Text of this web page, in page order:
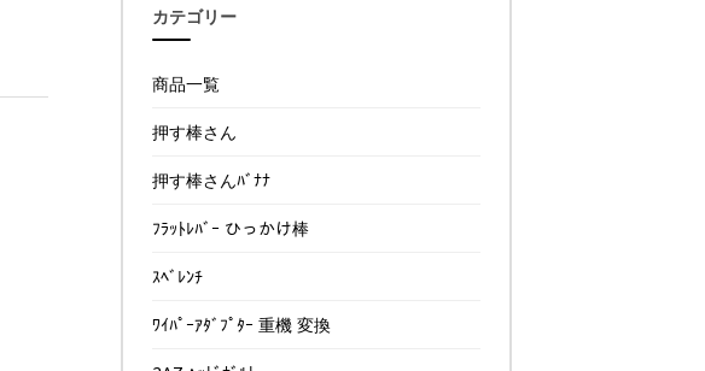
カテゴリー
商品一覧
押す棒さん
押す棒さんﾊﾞﾅﾅ
ﾌﾗｯﾄﾚﾊﾞｰ ひっかけ棒
ｽﾍﾞﾚﾝﾁ
ﾜｲﾊﾟｰｱﾀﾞﾌﾟﾀｰ 重機 変換